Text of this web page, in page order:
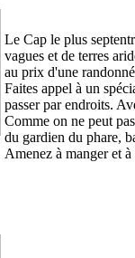
Le Cap le plus
vagues et de terres
au prix d'une
Faites appel à un
passer par endroits.
Comme on ne peut
du gardien du phare,
Amenez à manger et